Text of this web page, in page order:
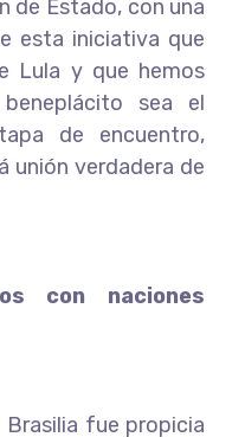
de Estado, con una
esta iniciativa que
Lula y que hemos
sea el
de encuentro,
unión verdadera de
con naciones
fue propicia